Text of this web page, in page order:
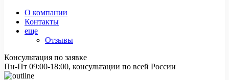
О компании
Контакты
еще
Отзывы
Консультация по заявке
Пн-Пт 09:00-18:00, консультации по всей России